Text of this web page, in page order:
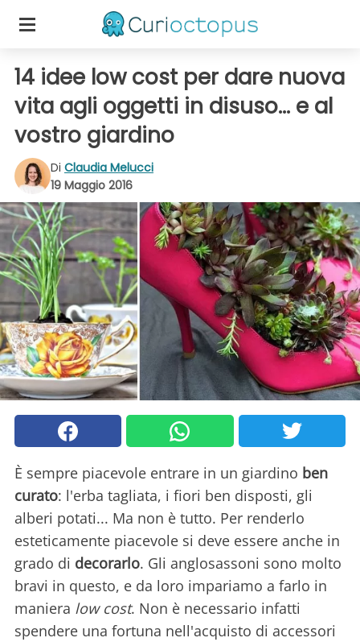
14 idee low cost per dare nuova
vita agli oggetti in disuso... e al
vostro giardino
Di Claudia Melucci
19 Maggio 2016
È sempre piacevole entrare in un giardino ben
curato: l'erba tagliata, i fiori ben disposti, gli
alberi potati... Ma non è tutto. Per renderlo
esteticamente piacevole si deve essere anche in
grado di decorarlo. Gli anglosassoni sono molto
bravi in questo, e da loro impariamo a farlo in
maniera low cost. Non è necessario infatti
spendere una fortuna nell'acquisto di accessori